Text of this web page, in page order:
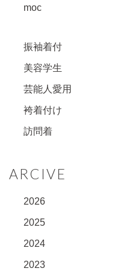
moc
振袖着付
美容学生
芸能人愛用
袴着付け
訪問着
ARCIVE
2026
2025
2024
2023